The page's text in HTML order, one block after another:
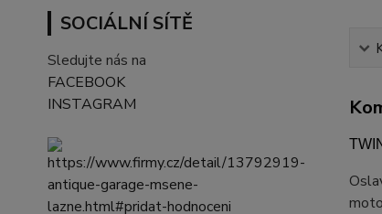
SOCIÁLNÍ SÍTĚ
Sledujte nás na
FACEBOOK
INSTAGRAM